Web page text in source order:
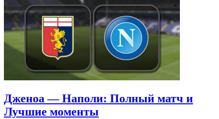
Дженоа — Наполи: Полный матч и
Лучшие моменты